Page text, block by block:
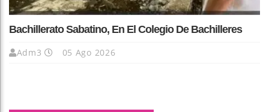
Bachillerato Sabatino, En El Colegio De Bachilleres
Adm3 05 Ago 2026